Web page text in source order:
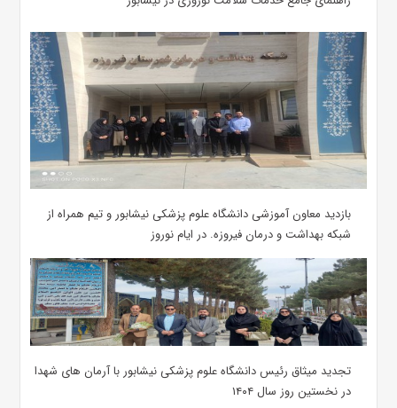
بازدید معاون آموزشی دانشگاه علوم پزشکی نیشابور و تیم همراه از
شبکه بهداشت و درمان فیروزه. در ایام نوروز
تجدید میثاق رئیس دانشگاه علوم پزشکی نیشابور با آرمان های شهدا
در نخستین روز سال ۱۴۰۴